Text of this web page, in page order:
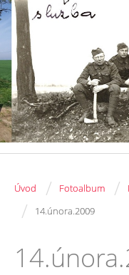
Úvod / Fotoalbum /
/ 14.února.2009